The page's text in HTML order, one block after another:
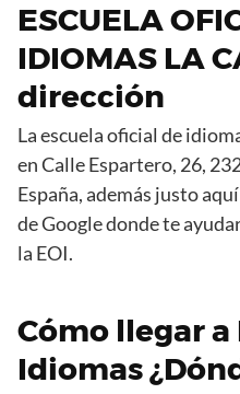
ESCUELA
IDIOMAS LA
dirección
La escuela oficial de
en Calle Espartero, 26,
España, además justo
de Google donde te
la EOI.
Cómo llegar a
Idiomas